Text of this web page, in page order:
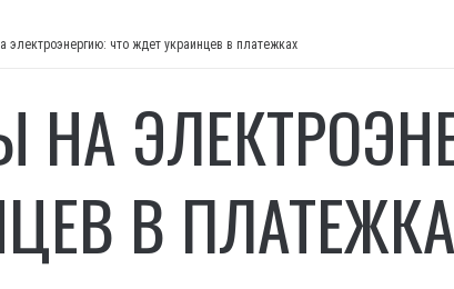
электроэнергию: что ждет украинцев в платежках
НА
В